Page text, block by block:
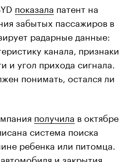
показала патент на
забытых пассажиров в
радарные данные:
канала, признаки
и угол прихода сигнала.
понимать, остался ли
получила в октябре
система поиска
ребенка или питомца.
и закрытия